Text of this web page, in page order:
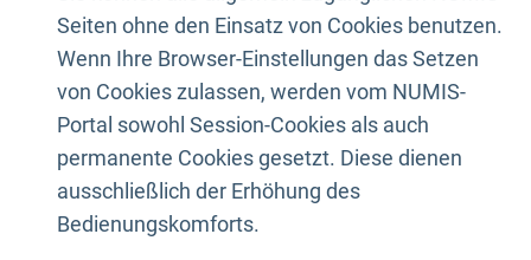
Seiten ohne den Einsatz von Cookies benutzen.
Wenn Ihre Browser-Einstellungen das Setzen
von Cookies zulassen, werden vom NUMIS-
Portal sowohl Session-Cookies als auch
permanente Cookies gesetzt. Diese dienen
ausschließlich der Erhöhung des
Bedienungskomforts.